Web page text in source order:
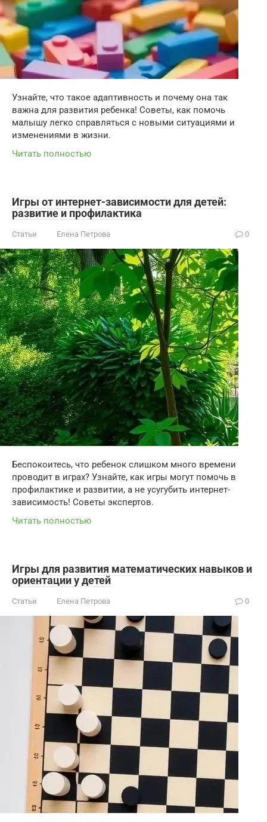
Узнайте, что такое адаптивность и почему она так
важна для развития ребенка! Советы, как помочь
малышу легко справляться с новыми ситуациями и
изменениями в жизни.
Читать полностью
Игры от интернет-зависимости для детей:
развитие и профилактика
Статьи Елена Петрова 0
Беспокоитесь, что ребенок слишком много времени
проводит в играх? Узнайте, как игры могут помочь в
профилактике и развитии, а не усугубить интернет-
зависимость! Советы экспертов.
Читать полностью
Игры для развития математических навыков и
ориентации у детей
Статьи Елена Петрова 0